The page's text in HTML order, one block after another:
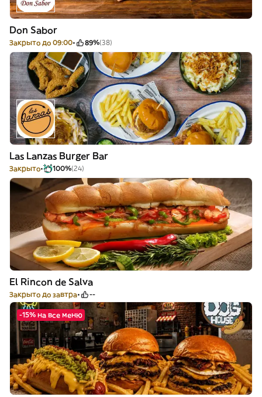
Don Sabor
Закрыто до 09:00 89%(38)
Las Lanzas Burger Bar
Закрыто 100%(24)
El Rincon de Salva
Закрыто до завтра --
-15% на все меню